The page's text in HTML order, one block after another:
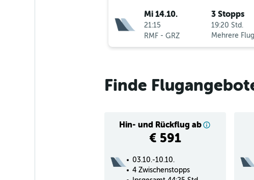
Mi 14.10.
21:15
RMF- GRZ
3 Stopps
19:20 Std.
Mehrere
Finde
Hin- und Rückflug ab
€ 591
03.10.-10.10.
4 Zwischenstopps